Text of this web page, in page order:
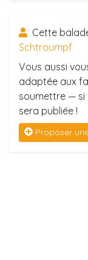
Cette
Schtroumpf
Vous aussi
adaptée aux
soumettre — si
sera publiée !
Proposer